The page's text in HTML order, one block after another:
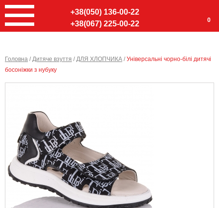
+38(050) 136-00-22
+38(067) 225-00-22
0
Головна /Дитяче взуття /ДЛЯ ХЛОПЧИКА /Універсальні чорно-білі дитячі
босоніжки з нубуку